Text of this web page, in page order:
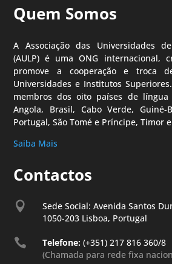
Quem Somos
A Associação das Universidades
(AULP) é uma ONG internacional,
promove a cooperação e troca
Universidades e Institutos
membros dos oito países de
Angola, Brasil, Cabo Verde, Guiné-
Portugal, São Tomé e Príncipe, Timor
Saiba Mais
Contactos

Sede Social: Avenida Santos
1050-203 Lisboa, Portugal
 Telefone: (+351) 217 816 360/8
(Chamada para rede fixa